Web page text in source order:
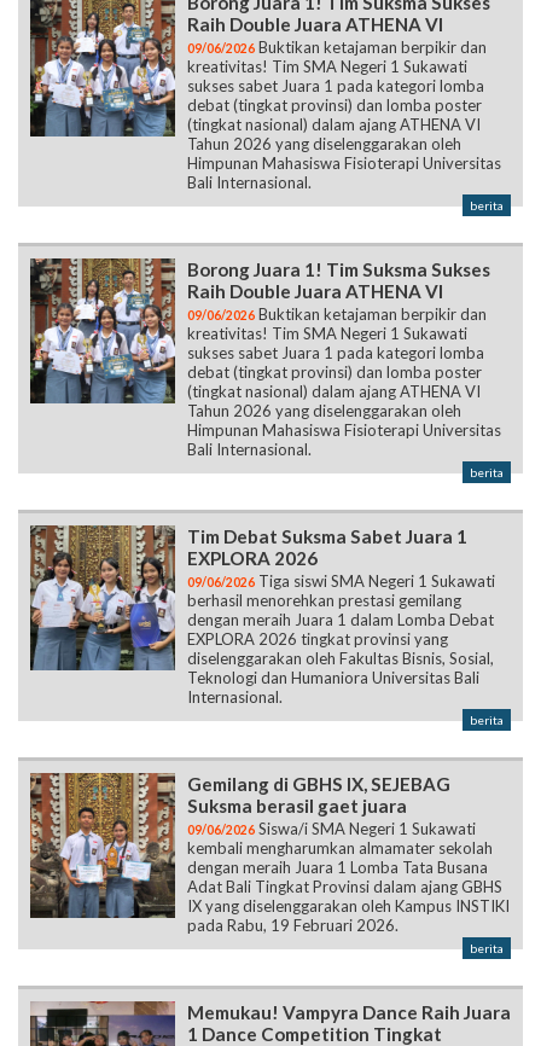
Raih Double Juara ATHENA VI
09/06/2026 Buktikan ketajaman berpikir dan
kreativitas! Tim SMA Negeri 1 Sukawati
sukses sabet Juara 1 pada kategori lomba
debat (tingkat provinsi) dan lomba poster
(tingkat nasional) dalam ajang ATHENA VI
Tahun 2026 yang diselenggarakan oleh
Himpunan Mahasiswa Fisioterapi Universitas
Bali Internasional.
berita
Borong Juara 1! Tim Suksma Sukses
Raih Double Juara ATHENA VI
09/06/2026 Buktikan ketajaman berpikir dan
kreativitas! Tim SMA Negeri 1 Sukawati
sukses sabet Juara 1 pada kategori lomba
debat (tingkat provinsi) dan lomba poster
(tingkat nasional) dalam ajang ATHENA VI
Tahun 2026 yang diselenggarakan oleh
Himpunan Mahasiswa Fisioterapi Universitas
Bali Internasional.
berita
Tim Debat Suksma Sabet Juara 1
EXPLORA 2026
09/06/2026 Tiga siswi SMA Negeri 1 Sukawati
berhasil menorehkan prestasi gemilang
dengan meraih Juara 1 dalam Lomba Debat
EXPLORA 2026 tingkat provinsi yang
diselenggarakan oleh Fakultas Bisnis, Sosial,
Teknologi dan Humaniora Universitas Bali
Internasional.
berita
Gemilang di GBHS IX, SEJEBAG
Suksma berasil gaet juara
09/06/2026 Siswa/i SMA Negeri 1 Sukawati
kembali mengharumkan almamater sekolah
dengan meraih Juara 1 Lomba Tata Busana
Adat Bali Tingkat Provinsi dalam ajang GBHS
IX yang diselenggarakan oleh Kampus INSTIKI
pada Rabu, 19 Februari 2026.
berita
Memukau! Vampyra Dance Raih Juara
1 Dance Competition Tingkat